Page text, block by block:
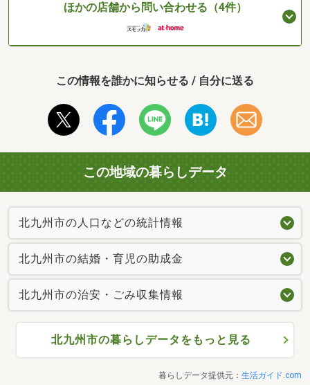
ほかの店舗から問い合わせる（4件）
この情報を誰かに知らせる / 自分に送る
この地域の暮らしデータ
北九州市の人口などの統計情報
北九州市の結婚・育児の助成金
北九州市の治安・ごみ収集情報
北九州市の暮らしデータをもっと見る
暮らしデータ提供元： 生活ガイド.com